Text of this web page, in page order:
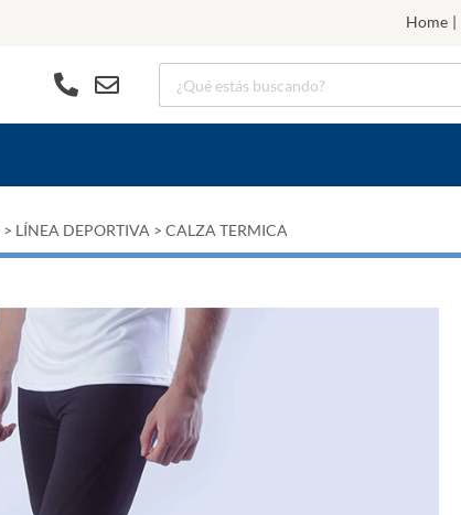
Home |
> LÍNEA DEPORTIVA > CALZA TERMICA